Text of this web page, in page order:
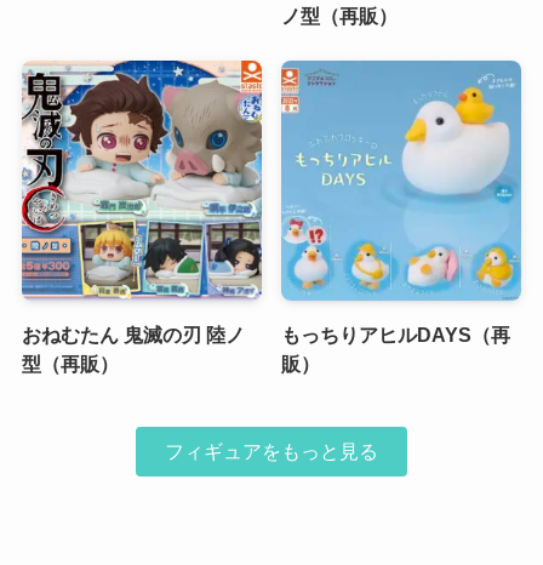
ノ型（再販）
おねむたん 鬼滅の刃 陸ノ
型（再販）
もっちりアヒルDAYS（再
販）
フィギュアをもっと見る